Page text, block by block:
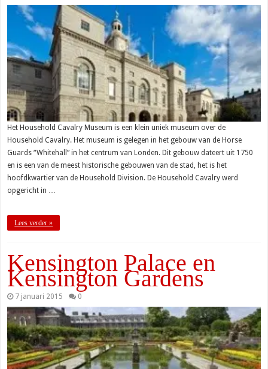
Het Household Cavalry Museum is een klein uniek museum over de
Household Cavalry. Het museum is gelegen in het gebouw van de Horse
Guards “Whitehall” in het centrum van Londen. Dit gebouw dateert uit 1750
en is een van de meest historische gebouwen van de stad, het is het
hoofdkwartier van de Household Division. De Household Cavalry werd
opgericht in …
Lees verder »
Kensington Palace en
Kensington Gardens
7 januari 2015 0